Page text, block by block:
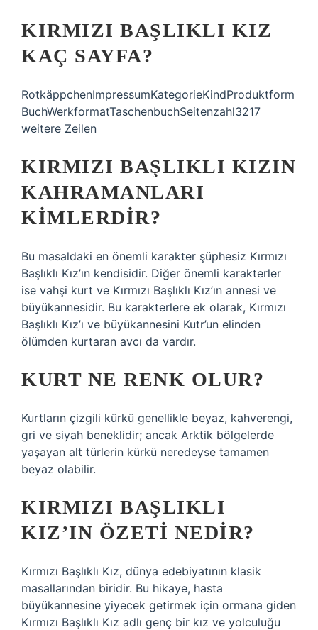
KIRMIZI BAŞLIKLI KIZ
KAÇ SAYFA?
RotkäppchenImpressumKategorieKindProduktform
BuchWerkformatTaschenbuchSeitenzahl3217
weitere Zeilen
KIRMIZI BAŞLIKLI KIZIN
KAHRAMANLARI
KIMLERDIR?
Bu masaldaki en önemli karakter şüphesiz Kırmızı
Başlıklı Kız’ın kendisidir. Diğer önemli karakterler
ise vahşi kurt ve Kırmızı Başlıklı Kız’ın annesi ve
büyükannesidir. Bu karakterlere ek olarak, Kırmızı
Başlıklı Kız’ı ve büyükannesini Kutr’un elinden
ölümden kurtaran avcı da vardır.
KURT NE RENK OLUR?
Kurtların çizgili kürkü genellikle beyaz, kahverengi,
gri ve siyah beneklidir; ancak Arktik bölgelerde
yaşayan alt türlerin kürkü neredeyse tamamen
beyaz olabilir.
KIRMIZI BAŞLIKLI
KIZ’IN ÖZETI NEDIR?
Kırmızı Başlıklı Kız, dünya edebiyatının klasik
masallarından biridir. Bu hikaye, hasta
büyükannesine yiyecek getirmek için ormana giden
Kırmızı Başlıklı Kız adlı genç bir kız ve yolculuğu